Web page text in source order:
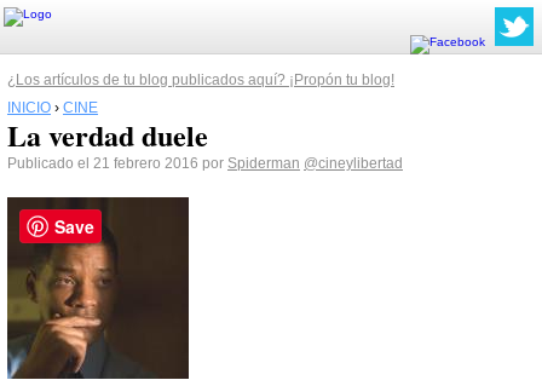
¿Los artículos de tu blog publicados aquí? ¡Propón tu blog!
INICIO › CINE
La verdad duele
Publicado el 21 febrero 2016 por Spiderman @cineylibertad
Save